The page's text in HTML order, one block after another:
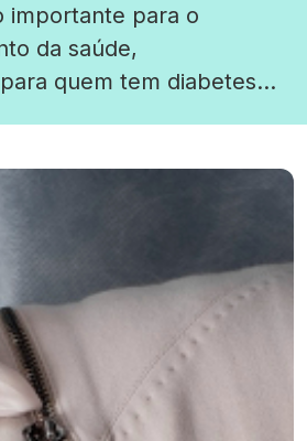
importante para o
da saúde,
quem tem diabetes
ligou à hemoglobina, uma
nas células vermelhas
a vida útil […]